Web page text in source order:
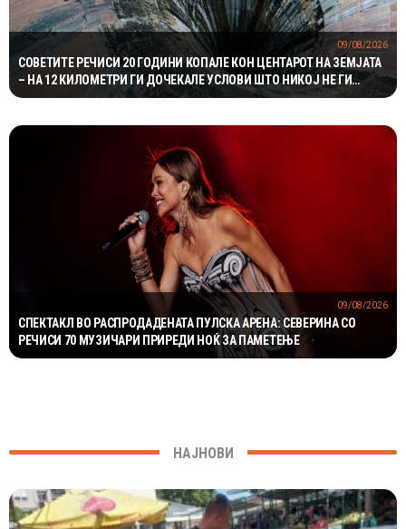
СОВЕТИТЕ РЕЧИСИ 20 ГОДИНИ КОПАЛЕ КОН ЦЕНТАРОТ НА ЗЕМЈАТА
– НА 12 КИЛОМЕТРИ ГИ ДОЧЕКАЛЕ УСЛОВИ ШТО НИКОЈ НЕ ГИ
ОЧЕКУВАЛ
09/08/2026
СПЕКТАКЛ ВО РАСПРОДАДЕНАТА ПУЛСКА АРЕНА: СЕВЕРИНА СО
РЕЧИСИ 70 МУЗИЧАРИ ПРИРЕДИ НОЌ ЗА ПАМЕТЕЊЕ
09/08/2026
НАЈНОВИ